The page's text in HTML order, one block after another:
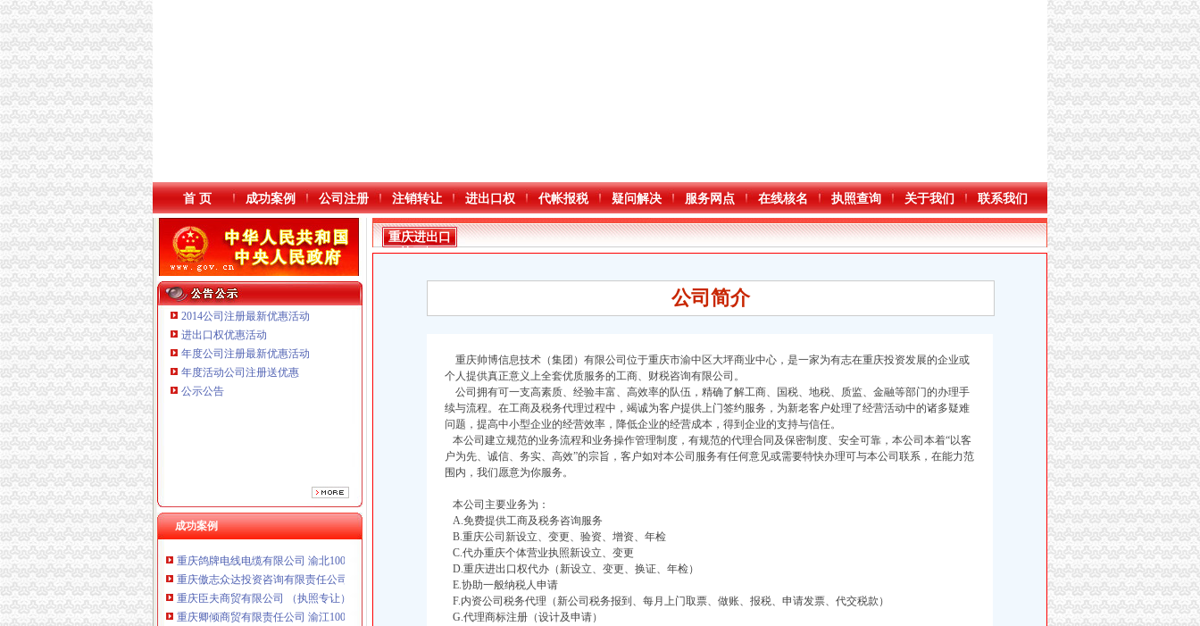
本站导航
首 页 成功案例 公司注册 注销转让 进出口权 代帐报税 疑问解决 服务网点 在线核名 执照查询 关于我们 联系我们
2014公司注册最新优惠活动
进出口权优惠活动
年度公司注册最新优惠活动
年度活动公司注册送优惠
公示公告
成功案例
重庆鸽牌电线电缆有限公司 渝北10010万 (进出口权)
重庆傲志众达投资咨询有限责任公司 渝九1000万 （增资）
重庆臣夫商贸有限公司 （执照专让）
重庆卿倾商贸有限责任公司 渝江100万 （工商注册）
重庆国洪体育设施有限公司
重庆进出口
许可证
公司简介
重庆帅博信息技术（集团）有限公司 位于重庆市渝中区大坪商业中心，是一家为有志在重庆投资发展的企业或
个人提供真正意义上全套优质服务的工商、财税咨询有限公司。
公司拥有可一支高素质、经验丰富、高效率的队伍，精确了解工商、国税、地税、质监、金融等部门的办理手
续与流程。在工商及税务代理过程中，竭诚为客户提供上门签约服务，为新老客户处理了经营活动中的诸多疑难
问题，提高中小型企业的经营效率，降低企业的经营成本，得到企业的支持与信任。
本公司建立规范的业务流程和业务操作管理制度，有规范的代理合同及保密制度、安全可靠，本公司本着“以客
户为先、诚信、务实、高效”的宗旨，客户如对本公司服务有任何意见或需要特快办理可与本公司联系，在能力范
围内，我们愿意为你服务。
本公司主要业务为：
A.免费提供工商及税务咨询服务
B.重庆公司新设立、变更、验资、增资、年检
C.代办重庆个体营业执照新设立、变更
D.重庆进出口权代办（新设立、变更、换证、年检）
E.协助一般纳税人申请
F.内资公司税务代理（新公司税务报到、每月上门取票、做账、报税、申请发票、代交税款）
G.代理商标注册（设计及申请）